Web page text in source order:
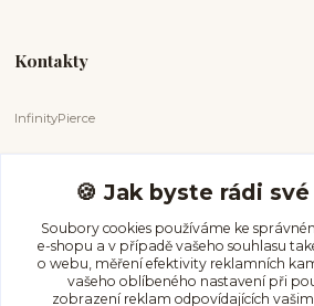
Kontakty
InfinityPierce
+420 731 681 038
(Po-Ne, 9-18 hod.)
info@infinitypierce.cz
🍪 Jak byste rádi
Soubory cookies používáme ke
e-shopu a v případě vašeho souhlasu
o webu, měření efektivity reklamních
vašeho oblíbeného nastavení při
zobrazení reklam odpovídajících